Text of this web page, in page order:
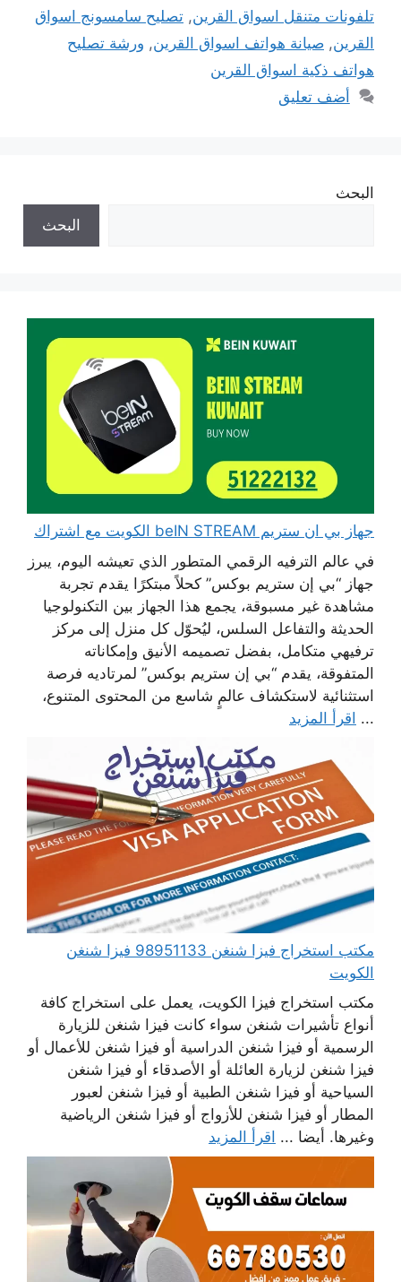
تلفونات متنقل اسواق القرين, تصليح سامسونج اسواق
القرين, صيانة هواتف اسواق القرين, ورشة تصليح
هواتف ذكية اسواق القرين
أضف تعليق
البحث
البحث
جهاز بي ان ستريم beIN STREAM الكويت مع اشتراك
في عالم الترفيه الرقمي المتطور الذي تعيشه اليوم، يبرز
جهاز “بي إن ستريم بوكس” كحلاً مبتكرًا يقدم تجربة
مشاهدة غير مسبوقة، يجمع هذا الجهاز بين التكنولوجيا
الحديثة والتفاعل السلس، ليُحوّل كل منزل إلى مركز
ترفيهي متكامل، بفضل تصميمه الأنيق وإمكاناته
المتفوقة، يقدم “بي إن ستريم بوكس” لمرتاديه فرصة
استثنائية لاستكشاف عالمٍ شاسع من المحتوى المتنوع،
... اقرأ المزيد
مكتب استخراج فيزا شنغن 98951133 فيزا شنغن
الكويت
مكتب استخراج فيزا الكويت، يعمل على استخراج كافة
أنواع تأشيرات شنغن سواء كانت فيزا شنغن للزيارة
الرسمية أو فيزا شنغن الدراسية أو فيزا شنغن للأعمال أو
فيزا شنغن لزيارة العائلة أو الأصدقاء أو فيزا شنغن
السياحية أو فيزا شنغن الطبية أو فيزا شنغن لعبور
المطار أو فيزا شنغن للأزواج أو فيزا شنغن الرياضية
وغيرها. أيضا ... اقرأ المزيد